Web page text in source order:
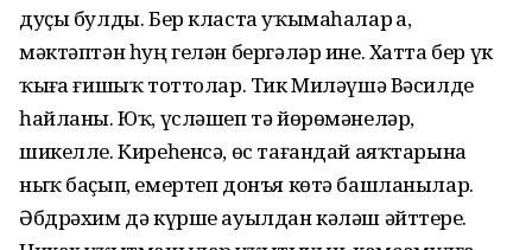
дуҫы булды. Бер класта уҡымаһалар ҙа,
мәктәптән һуң гелән бергәләр ине. Хатта бер үк
ҡыҙға ғишыҡ тоттолар. Тик Миләүшә Вәсилде
һайланы. Юҡ, үсләшеп тә йөрөмәнеләр,
шикелле. Киреһенсә, өс тағандай аяҡтарына
ныҡ баҫып, емертеп донъя көтә башланылар.
Әбдрәхим дә күрше ауылдан кәләш әйттерҙе.